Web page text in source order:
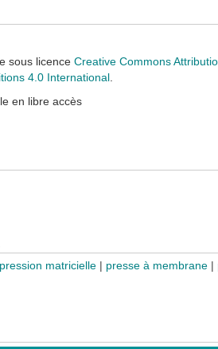
sous licence Creative Commons
4.0 International.
en libre accès
pression matricielle presse à membrane